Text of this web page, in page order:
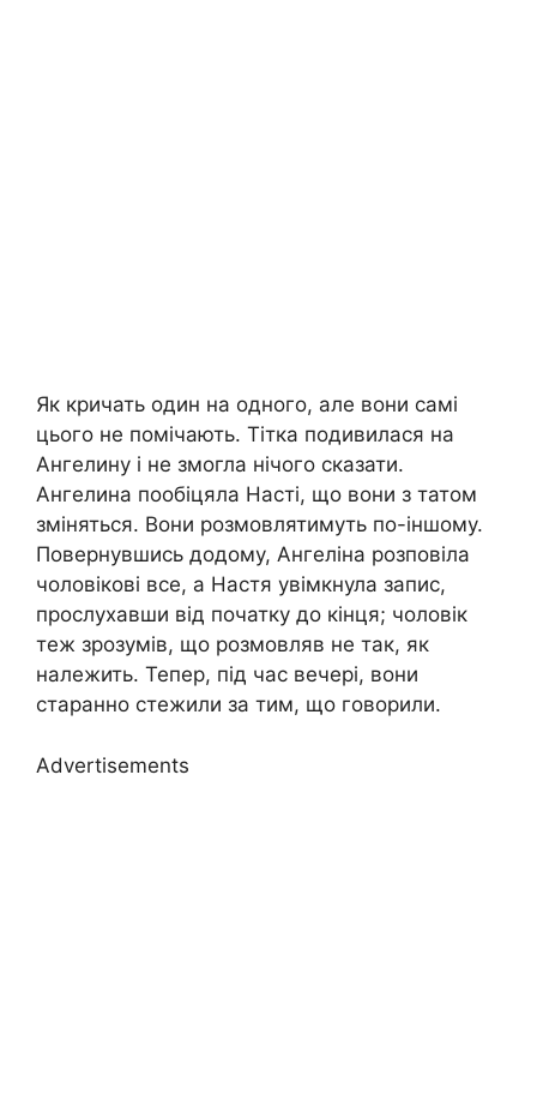
Як кричать один на одного, але вони самі
цього не помічають. Тітка подивилася на
Ангелину і не змогла нічого сказати.
Ангелина пообіцяла Насті, що вони з татом
зміняться. Вони розмовлятимуть по-іншому.
Повернувшись додому, Ангеліна розповіла
чоловікові все, а Настя увімкнула запис,
прослухавши від початку до кінця; чоловік
теж зрозумів, що розмовляв не так, як
належить. Тепер, під час вечері, вони
старанно стежили за тим, що говорили.
Advertisements